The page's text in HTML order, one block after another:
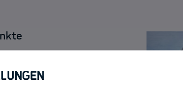
vom Jülicher Institut für